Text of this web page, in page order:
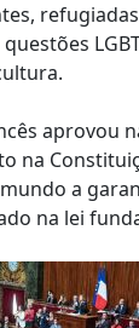
aprovou
na
a
na lei